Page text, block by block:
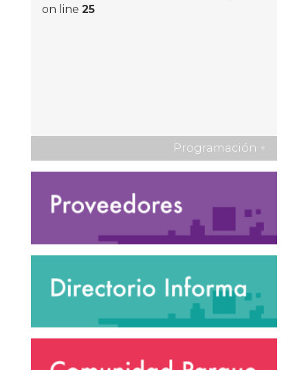
on line 25
Programación +